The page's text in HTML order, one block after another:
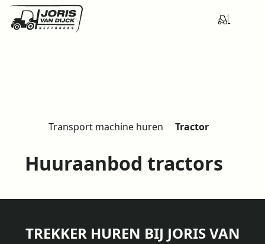
m
Transport machine huren Tractor
Huuraanbod tractors
TREKKER HUREN BIJ JORIS VAN